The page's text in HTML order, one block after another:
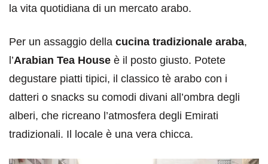
la vita quotidiana di un mercato arabo.
Per un assaggio della cucina tradizionale araba,
l’Arabian Tea House è il posto giusto. Potete
degustare piatti tipici, il classico tè arabo con i
datteri o snacks su comodi divani all’ombra degli
alberi, che ricreano l’atmosfera degli Emirati
tradizionali. Il locale è una vera chicca.